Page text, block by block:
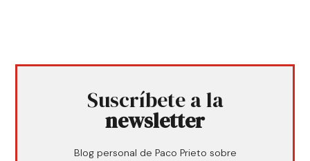
Suscríbete a la
newsletter
Blog personal de Paco Prieto sobre